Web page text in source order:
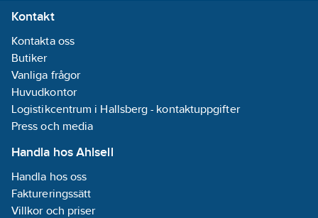
Kontakt
Kontakta oss
Butiker
Vanliga frågor
Huvudkontor
Logistikcentrum i Hallsberg - kontaktuppgifter
Press och media
Handla hos Ahlsell
Handla hos oss
Faktureringssätt
Villkor och priser